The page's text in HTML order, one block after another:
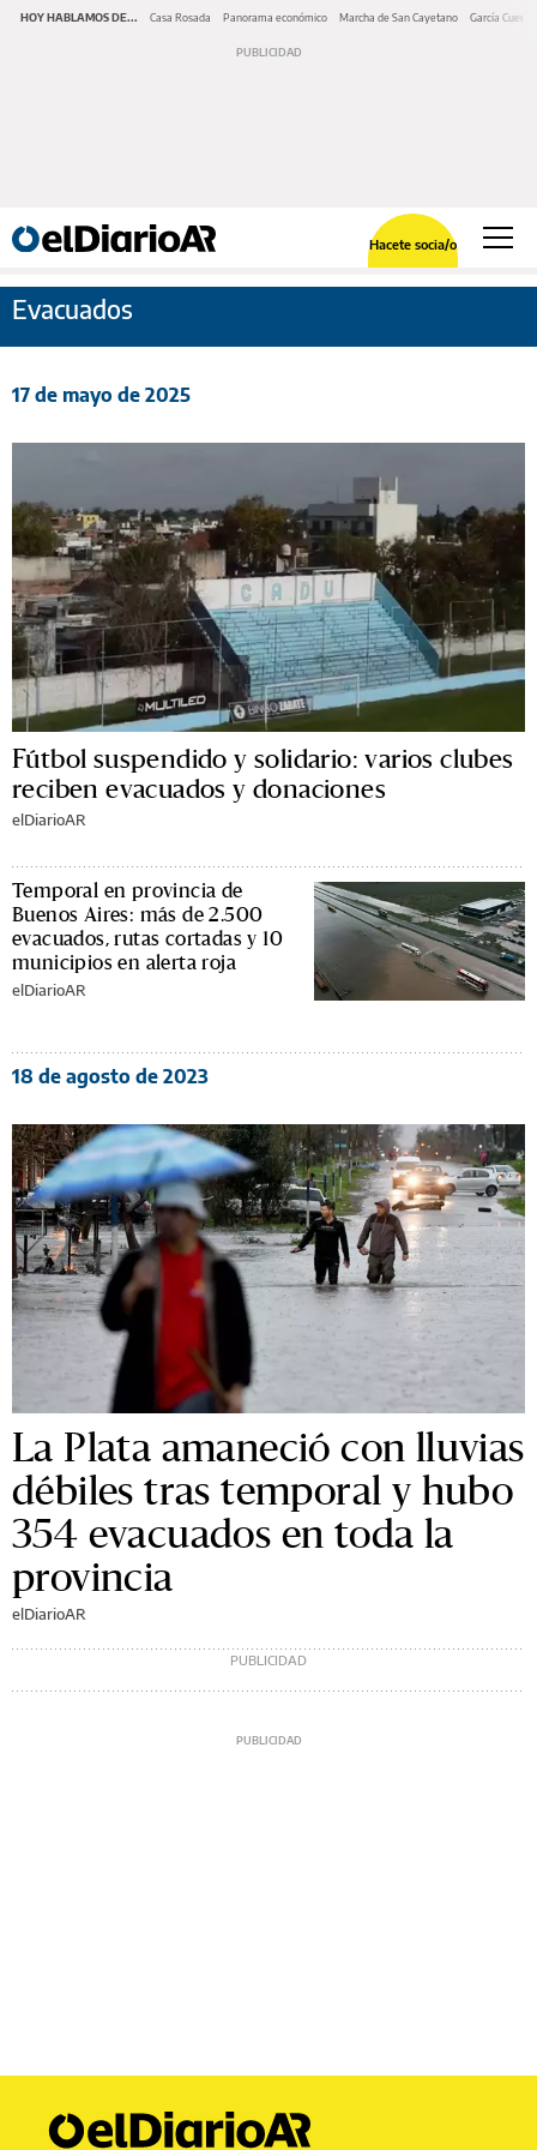
HOY HABLAMOS DE... Casa Rosada Panorama económico Marcha de San Cayetano García Cuerva
Hacete socia/o
Evacuados
17 de mayo de 2025
Fútbol suspendido y solidario: varios clubes
reciben evacuados y donaciones
elDiarioAR
Temporal en provincia de
Buenos Aires: más de 2.500
evacuados, rutas cortadas y 10
municipios en alerta roja
elDiarioAR
18 de agosto de 2023
La Plata amaneció con lluvias
débiles tras temporal y hubo
354 evacuados en toda la
provincia
elDiarioAR